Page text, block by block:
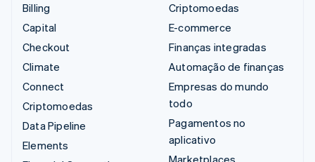
Billing
Capital
Checkout
Climate
Connect
Criptomoedas
Data Pipeline
Elements
Criptomoedas
E-commerce
Finanças integradas
Automação de finanças
Empresas do mundo
todo
Pagamentos no
aplicativo